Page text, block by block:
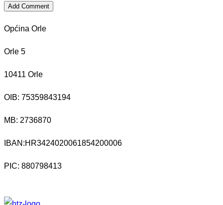
Općina Orle
Orle 5
10411 Orle
OIB: 75359843194
MB: 2736870
IBAN:HR3424020061854200006
PIC: 880798413